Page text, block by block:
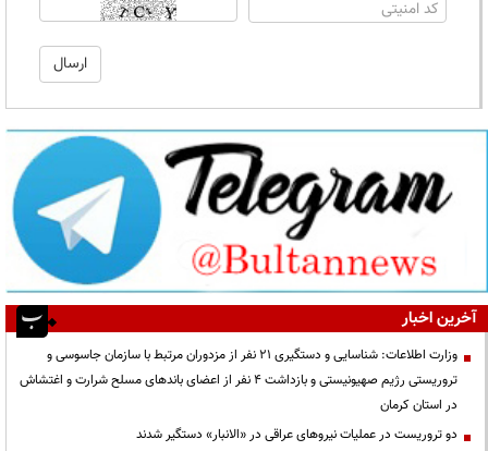
آخرین اخبار
وزارت اطلاعات: شناسایی و دستگیری ۲۱ نفر از مزدوران مرتبط با سازمان جاسوسی و
تروریستی رژیم صهیونیستی و بازداشت ۴ نفر از اعضای باندهای مسلح شرارت و اغتشاش
در استان کرمان
دو تروریست در عملیات نیروهای عراقی در «الانبار» دستگیر شدند